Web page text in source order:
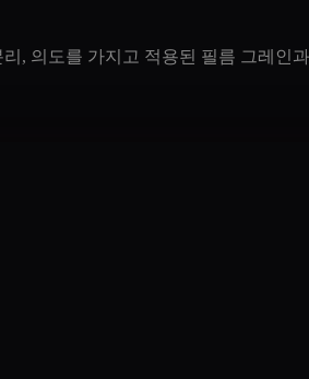
, 의도를 가지고 적용된 필름 그레인